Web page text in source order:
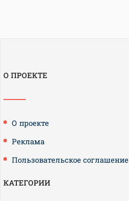
О ПРОЕКТЕ
О проекте
Реклама
Пользовательское соглашение
КАТЕГОРИИ